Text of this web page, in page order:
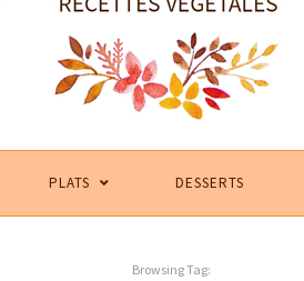
PLATS DESSERTS
Browsing Tag: